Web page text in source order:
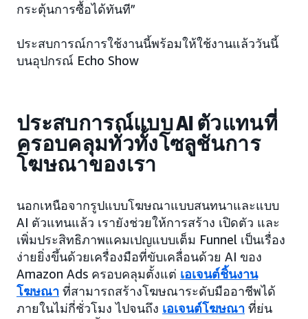
กระตุ้นการซื้อได้ทันที”
ประสบการณ์การใช้งานนี้พร้อมให้ใช้งานแล้ววันนี้
บนอุปกรณ์ Echo Show
ประสบการณ์แบบ AI ตัวแทนที่
ครอบคลุมทั่วทั้งโซลูชันการ
โฆษณาของเรา
นอกเหนือจากรูปแบบโฆษณาแบบสนทนาและแบบ
AI ตัวแทนแล้ว เรายังช่วยให้การสร้าง เปิดตัว และ
เพิ่มประสิทธิภาพแคมเปญแบบเต็ม Funnel เป็นเรื่อง
ง่ายยิ่งขึ้นด้วยเครื่องมือที่ขับเคลื่อนด้วย AI ของ
Amazon Ads ครอบคลุมตั้งแต่ เอเจนต์ชิ้นงาน
โฆษณา ที่สามารถสร้างโฆษณาระดับมืออาชีพได้
ภายในไม่กี่ชั่วโมง ไปจนถึง เอเจนต์โฆษณา ที่ย่น